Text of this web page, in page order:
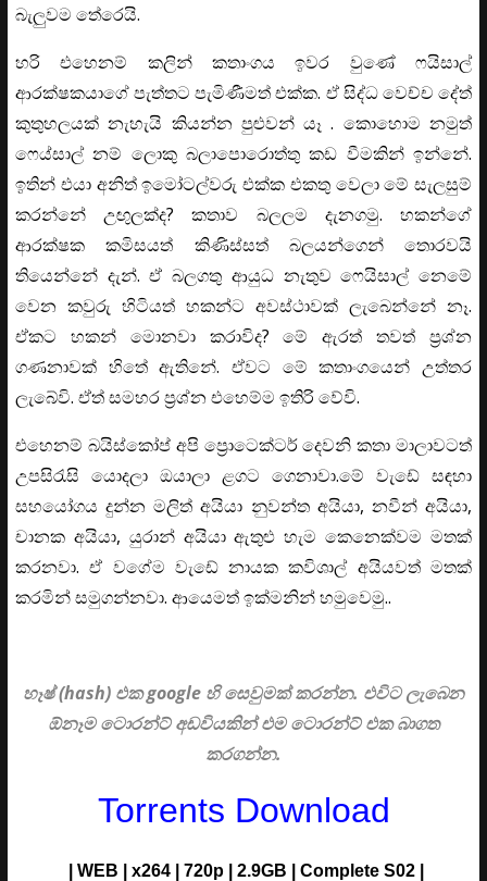
බැලුවම තේරෙයි.
හරි එහෙනම් කලින් කතාංගය ඉවර වුණේ ෆයිසාල්
ආරක්ෂකයාගේ පැත්තට පැමිණීමත් එක්ක. ඒ සිද්ධ වෙච්ච දේත්
කුතුහලයක් නැහැයි කියන්න පුළුවන් යෑ . කොහොම නමුත්
ෆෙය්සාල් නම් ලොකු බලාපොරොත්තු කඩ වීමකින් ඉන්නේ.
ඉතින් එයා අනිත් ඉමෝටල්වරු එක්ක එකතු වෙලා මේ සැලසුම්
කරන්නේ උඟුලක්ද? කතාව බලලම දැනගමු. හකන්ගේ
ආරක්ෂක කමිසයත් කිණිස්සත් බලයන්ගෙන් තොරවයි
තියෙන්නේ දැන්. ඒ බලගතු ආයුධ නැතුව ෆෙයිසාල් නෙමේ
වෙන කවුරු හිටියත් හකන්ට අවස්ථාවක් ලැබෙන්නේ නෑ.
ඒකට හකන් මොනවා කරාවිද? මේ ඇරත් තවත් ප්‍රශ්න
ගණනාවක් හිතේ ඇතිනේ. ඒවට මේ කතාංගයෙන් උත්තර
ලැබේවි. ඒත් සමහර ප්‍රශ්න එහෙම්ම ඉතිරි වේවි.
එහෙනම් බයිස්කෝප් අපි ප්‍රොටෙක්ටර් දෙවනි කතා මාලාවටත්
උපසිරැසි යොදලා ඔයාලා ළගට ගෙනාවා.මේ වැඩේ සඳහා
සහයෝගය දුන්න මලිත් අයියා නුවන්ත අයියා, නවීන් අයියා,
චානක අයියා, යුරාන් අයියා ඇතුළු හැම කෙනෙක්වම මතක්
කරනවා. ඒ වගේම වැඩේ නායක කවිශාල් අයියවත් මතක්
කරමින් සමුගන්නවා. ආයෙමත් ඉක්මනින් හමුවෙමු..
හෑෂ් (hash) එක google හි සෙවුමක් කරන්න. එවිට ලැබෙන
ඕනෑම ටොරන්ට් අඩවියකින් එම ටොරන්ට් එක බාගත
කරගන්න.
Torrents Download
| WEB | x264 | 720p | 2.9GB | Complete S02 |